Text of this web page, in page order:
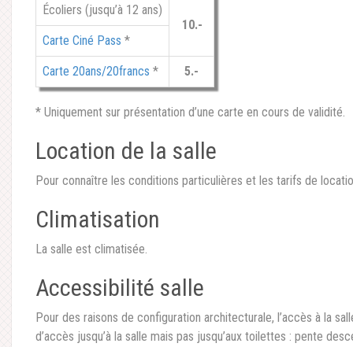
Écoliers (jusqu’à 12 ans)
10.-
Carte Ciné Pass *
Carte 20ans/20francs * 5.-
* Uniquement sur présentation d’une carte en cours de validité.
Location de la salle
Pour connaître les conditions particulières et les tarifs de
Climatisation
La salle est climatisée.
Accessibilité salle
Pour des raisons de configuration architecturale, l’accès à la
d’accès jusqu’à la salle mais pas jusqu’aux toilettes : pente